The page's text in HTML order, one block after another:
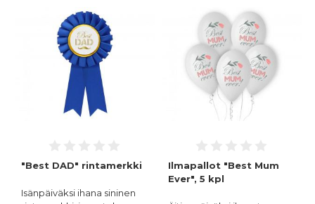
"Best DAD" rintamerkki
Isänpäiväksi ihana sininen
Ilmapallot "Best Mum
Ever", 5 kpl